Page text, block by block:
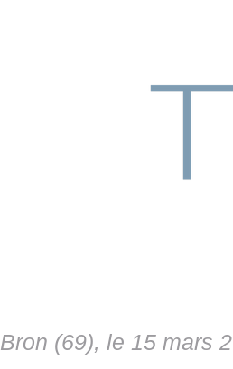
👉 PLANNING EDITORIAL•
Bron (69), le 15 mars